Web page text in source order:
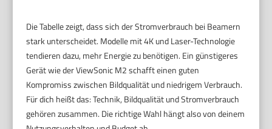
Die Tabelle zeigt, dass sich der Stromverbrauch bei Beamern
stark unterscheidet. Modelle mit 4K und Laser-Technologie
tendieren dazu, mehr Energie zu benötigen. Ein günstigeres
Gerät wie der ViewSonic M2 schafft einen guten
Kompromiss zwischen Bildqualität und niedrigem Verbrauch.
Für dich heißt das: Technik, Bildqualität und Stromverbrauch
gehören zusammen. Die richtige Wahl hängt also von deinem